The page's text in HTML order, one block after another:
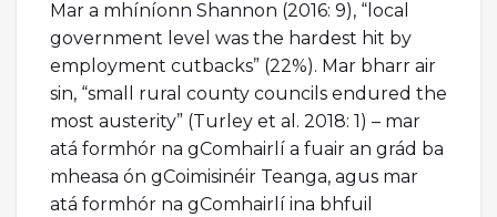
Mar a mhíníonn Shannon (2016: 9), “local
government level was the hardest hit by
employment cutbacks” (22%). Mar bharr air
sin, “small rural county councils endured the
most austerity” (Turley et al. 2018: 1) – mar
atá formhór na gComhairlí a fuair an grád ba
mheasa ón gCoimisinéir Teanga, agus mar
atá formhór na gComhairlí ina bhfuil